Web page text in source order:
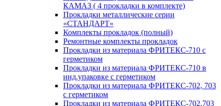
КАМАЗ ( 4 прокладки в комплекте)
Прокладки металлические серии
«СТАНДАРТ»
Комплекты прокладок (полный)
Ремонтные комплекты прокладок
Прокладки из материала ФРИТЕКС-710 с
герметиком
Прокладки из материала ФРИТЕКС-710 в
инд.упаковке с герметиком
Прокладки из материала ФРИТЕКС-702, 703
с герметиком
Прокладки из материала ФРИТЕКС-702,703